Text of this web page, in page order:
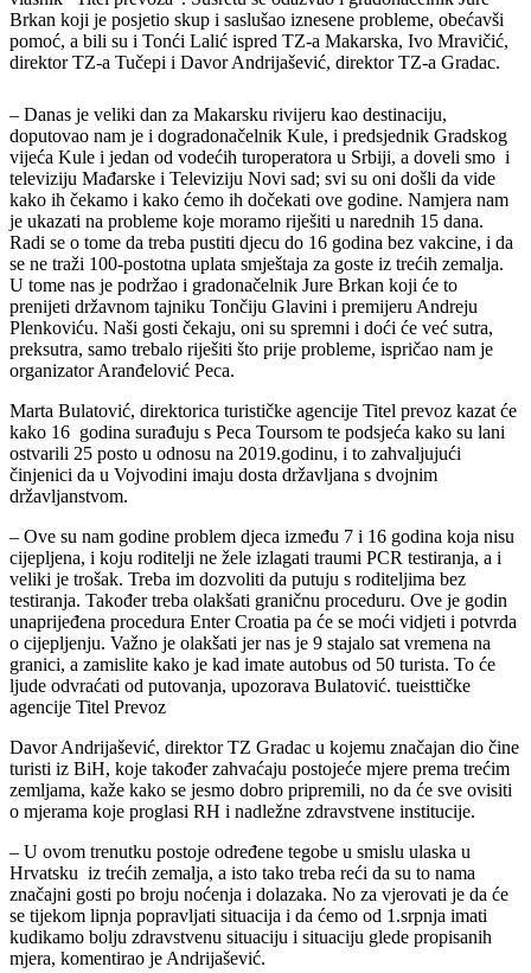
Brkan koji je posjetio skup i saslušao iznesene probleme, obećavši
pomoć, a bili su i Tonći Lalić ispred TZ-a Makarska, Ivo Mravičić,
direktor TZ-a Tučepi i Davor Andrijašević, direktor TZ-a Gradac.
– Danas je veliki dan za Makarsku rivijeru kao destinaciju,
doputovao nam je i dogradonačelnik Kule, i predsjednik Gradskog
vijeća Kule i jedan od vodećih turoperatora u Srbiji, a doveli smo i
televiziju Mađarske i Televiziju Novi sad; svi su oni došli da vide
kako ih čekamo i kako ćemo ih dočekati ove godine. Namjera nam
je ukazati na probleme koje moramo riješiti u narednih 15 dana.
Radi se o tome da treba pustiti djecu do 16 godina bez vakcine, i da
se ne traži 100-postotna uplata smještaja za goste iz trećih zemalja.
U tome nas je podržao i gradonačelnik Jure Brkan koji će to
prenijeti državnom tajniku Tončiju Glavini i premijeru Andreju
Plenkoviću. Naši gosti čekaju, oni su spremni i doći će već sutra,
preksutra, samo trebalo riješiti što prije probleme, ispričao nam je
organizator Aranđelović Peca.
Marta Bulatović, direktorica turističke agencije Titel prevoz kazat će
kako 16 godina surađuju s Peca Toursom te podsjeća kako su lani
ostvarili 25 posto u odnosu na 2019.godinu, i to zahvaljujući
činjenici da u Vojvodini imaju dosta državljana s dvojnim
državljanstvom.
– Ove su nam godine problem djeca između 7 i 16 godina koja nisu
cijepljena, i koju roditelji ne žele izlagati traumi PCR testiranja, a i
veliki je trošak. Treba im dozvoliti da putuju s roditeljima bez
testiranja. Također treba olakšati graničnu proceduru. Ove je godin
unaprijeđena procedura Enter Croatia pa će se moći vidjeti i potvrda
o cijepljenju. Važno je olakšati jer nas je 9 stajalo sat vremena na
granici, a zamislite kako je kad imate autobus od 50 turista. To će
ljude odvraćati od putovanja, upozorava Bulatović. tueisttičke
agencije Titel Prevoz
Davor Andrijašević, direktor TZ Gradac u kojemu značajan dio čine
turisti iz BiH, koje također zahvaćaju postojeće mjere prema trećim
zemljama, kaže kako se jesmo dobro pripremili, no da će sve ovisiti
o mjerama koje proglasi RH i nadležne zdravstvene institucije.
– U ovom trenutku postoje određene tegobe u smislu ulaska u
Hrvatsku iz trećih zemalja, a isto tako treba reći da su to nama
značajni gosti po broju noćenja i dolazaka. No za vjerovati je da će
se tijekom lipnja popravljati situacija i da ćemo od 1.srpnja imati
kudikamo bolju zdravstvenu situaciju i situaciju glede propisanih
mjera, komentirao je Andrijašević.